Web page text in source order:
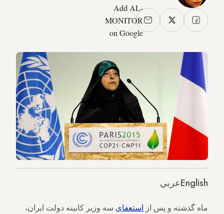
Add AL-
MONITOR
on Google
Englishعربي
ماه گذشته و پس از استعفای سه وزیر کابینه دولت ایران،